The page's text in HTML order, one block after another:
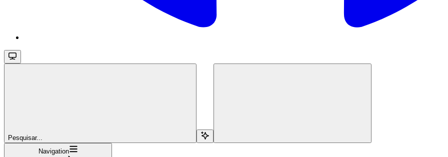
Pesquisar...
Navigation